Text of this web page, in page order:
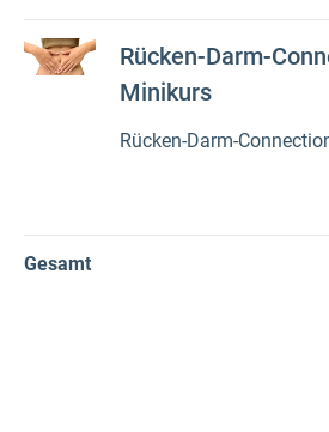
Rücken-Darm-
Minikurs
Rücken-Darm-
Gesamt